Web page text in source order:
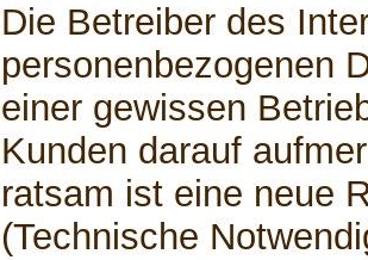
Die Betreiber des
personenbezogenen
einer gewissen
Kunden darauf
ratsam ist eine neue
(Technische